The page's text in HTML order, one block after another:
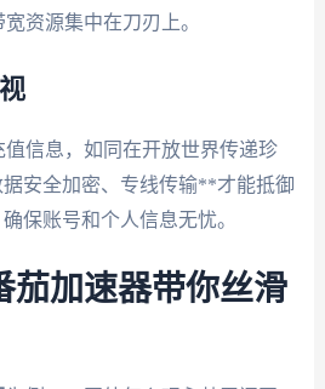
资源集中在刀刃上。
信息，如同在开放世界传递珍
安全加密、专线传输**才能抵御
保账号和个人信息无忧。
茄加速器带你丝滑